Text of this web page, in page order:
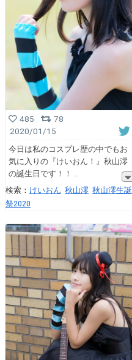
485
78
2020/01/15
今日は私のコスプレ歴の中でもお
気に入りの『けいおん！』秋山澪
の誕生日です！！
検索： けいおん 秋山澪 秋山澪生誕
祭2020